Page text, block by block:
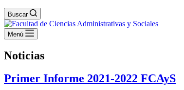
Buscar
Menú
Noticias
Primer Informe 2021-2022 FCAyS